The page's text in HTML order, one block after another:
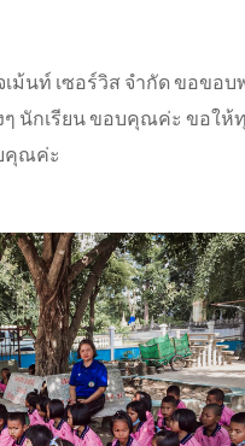
เม้นท์ เซอร์วิส จำกัด ขอขอ
นักเรียน ขอบคุณค่ะ ขอใ
คุณค่ะ